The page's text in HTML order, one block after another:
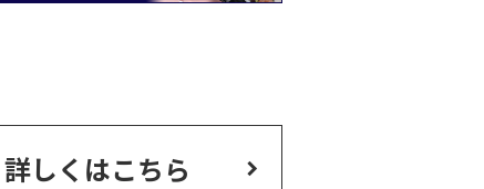
詳しくはこちら